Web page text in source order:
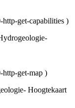
get-capabilities )
get-map )
Hoogtekaart